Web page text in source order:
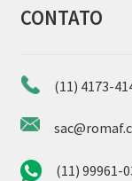
CONTATO
(11) 4173-
(11) 99961-